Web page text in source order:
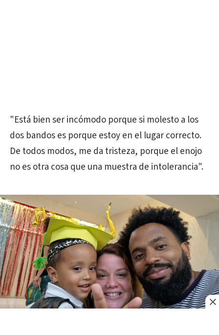
"Está bien ser incómodo porque si molesto a los
dos bandos es porque estoy en el lugar correcto.
De todos modos, me da tristeza, porque el enojo
no es otra cosa que una muestra de intolerancia".